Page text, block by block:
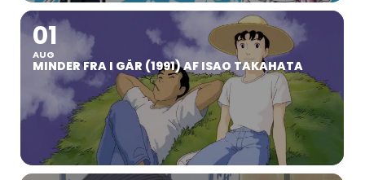
01
AUG
MINDER FRA I GÅR (1991) AF ISAO TAKAHATA